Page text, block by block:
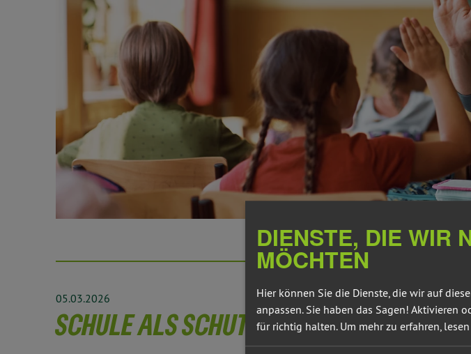
05.03.2026
SCHULE ALS SCHUTZMACHT DER
DIENSTE, DIE WIR
MÖCHTEN
Hier können Sie die Dienste, die wir auf
anpassen. Sie haben das Sagen! Aktivieren
für richtig halten. Um mehr zu erfahren,